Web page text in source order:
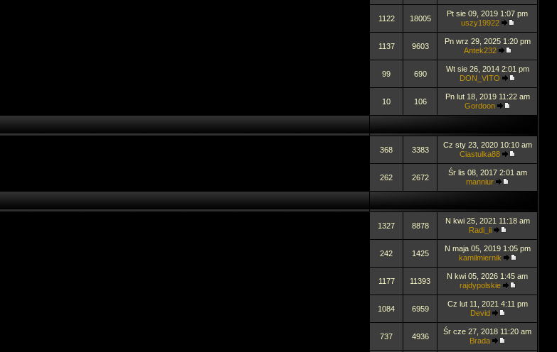
1122 18005
Pt sie 09, 2019 1:07 pm
uszy19922
1137 9603
Pn wrz 29, 2025 1:20 pm
Antek232
99 690
Wt sie 26, 2014 2:01 pm
DON_VITO
10 106
Pn lut 18, 2019 11:22 am
Gordoon
368 3383
Cz sty 23, 2020 10:10 am
Ciastulka88
262 2672
Śr lis 08, 2017 2:01 am
manniur
1327 8878
N kwi 25, 2021 11:18 am
Radi_ii
242 1425
N maja 05, 2019 1:05 pm
kamilmiernik
1177 11393
N kwi 05, 2026 1:45 am
rajdypolskie
1084 6959
Cz lut 11, 2021 4:11 pm
Devid
737 4936
Śr cze 27, 2018 11:20 am
Brada